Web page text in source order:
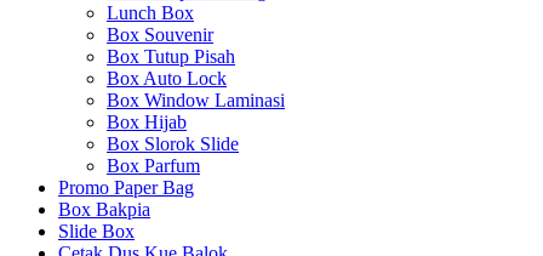
Lunch Box
Box Souvenir
Box Tutup Pisah
Box Auto Lock
Box Window Laminasi
Box Hijab
Box Slorok Slide
Box Parfum
Promo Paper Bag
Box Bakpia
Slide Box